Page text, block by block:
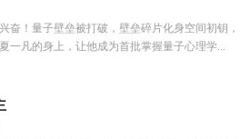
奋！量子壁垒被打破，壁垒碎片化身空间初钥，
一凡的身上，让他成为首批掌握量子心理学...